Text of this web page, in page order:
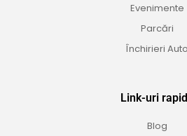
Evenimente
Parcări
Închirieri Auto
Link-uri
Blog